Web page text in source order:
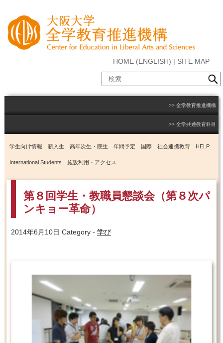
HOME(ENGLISH) | SITE MAP
全学教育推進機構
全学共通教育科目
学生向け情報 新入生 高年次生・院生 年間予定 国際 社会連携教育 HELP
International Students 施設利用・アクセス
第８回学生・教職員懇談会（第８次パ
ンキョー革命）
2014年6月10日 Category - 学び